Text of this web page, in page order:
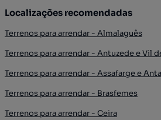
Localizações recomendadas
Terrenos para arrendar - Almalaguês
Terrenos para arrendar - Antuzede e Vil
Terrenos para arrendar - Assafarge e
Terrenos para arrendar - Brasfemes
Terrenos para arrendar - Ceira